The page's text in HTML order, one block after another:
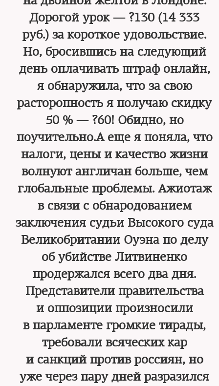
Дорогой урок — ?130 (14 333
руб.) за короткое удовольствие.
Но, бросившись на следующий
день оплачивать штраф онлайн,
я обнаружила, что за свою
расторопность я получаю скидку
50 % — ?60! Обидно, но
поучительно.А еще я поняла, что
налоги, цены и качество жизни
волнуют англичан больше, чем
глобальные проблемы. Ажиотаж
в связи с обнародованием
заключения судьи Высокого суда
Великобритании Оуэна по делу
об убийстве Литвиненко
продержался всего два дня.
Представители правительства
и оппозиции произносили
в парламенте громкие тирады,
требовали всяческих кар
и санкций против россиян, но
уже через пару дней разразился